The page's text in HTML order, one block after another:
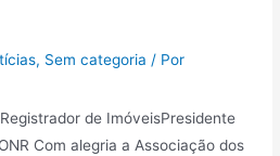
, Sem categoria / Por
de ImóveisPresidente
Com alegria a Associação dos